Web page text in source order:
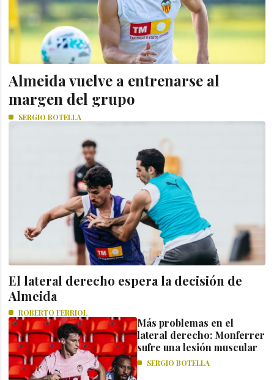
Almeida vuelve a entrenarse al
margen del grupo
SERGIO BOTELLA
El lateral derecho espera la decisión de
Almeida
ROBERTO FERRIOL
Más problemas en el
lateral derecho: Monferrer
sufre una lesión muscular
SERGIO BOTELLA